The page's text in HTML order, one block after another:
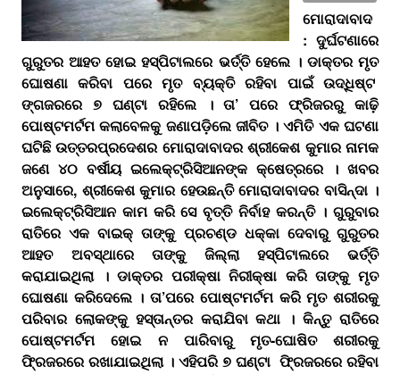
ମୋରାଦାବାଦ
: ଦୁର୍ଘଟଣାରେ
ଗୁରୁତର ଆହତ ହୋଇ ହସ୍ପିଟାଲରେ ଭର୍ତ୍ତି ହେଲେ । ଡାକ୍ତର ମୃତ
ଘୋଷଣା କରିବା ପରେ ମୃତ ବ୍ୟକ୍ତି ରହିବା ପାଇଁ ଉଦ୍ଧିଷ୍ଟ
ଙ୍ଗଜରରେ ୭ ଘଣ୍ଟା ରହିଲେ । ତା’ ପରେ ଫ୍ରିଜରରୁ କାଢ଼ି
ପୋଷ୍ଟମର୍ଟମ କଲାବେଳକୁ ଜଣାପଡ଼ିଲେ ଜୀବିତ । ଏମିତି ଏକ ଘଟଣା
ଘଟିଛି ଉତ୍ତରପ୍ରଦେଶର ମୋରାଦାବାଦର ଶ୍ରୀକେଶ କୁମାର ନାମକ
ଜଣେ ୪୦ ବର୍ଷୀୟ ଇଲେକ୍ଟ୍ରିସିଆନଙ୍କ କ୍ଷେତ୍ରରେ । ଖବର
ଅନୁସାରେ, ଶ୍ରୀକେଶ କୁମାର ହେଉଛନ୍ତି ମୋରାଦାବାଦର ବାସିନ୍ଦା ।
ଇଲେକ୍ଟ୍ରିସିଆନ କାମ କରି ସେ ବୃତ୍ତି ନିର୍ବାହ କରନ୍ତି । ଗୁରୁବାର
ରାତିରେ ଏକ ବାଇକ୍ ତାଙ୍କୁ ପ୍ରଚଣ୍ଡ ଧକ୍କା ଦେବାରୁ ଗୁରୁତର
ଆହତ ଅବସ୍ଥାରେ ତାଙ୍କୁ ଜିଲ୍ଲା ହସ୍ପିଟାଲରେ ଭର୍ତ୍ତି
କରାଯାଇଥିଲା । ଡାକ୍ତର ପରୀକ୍ଷା ନିରୀକ୍ଷା କରି ତାଙ୍କୁ ମୃତ
ଘୋଷଣା କରିଦେଲେ । ତା’ପରେ ପୋଷ୍ଟମର୍ଟମ କରି ମୃତ ଶରୀରକୁ
ପରିବାର ଲୋକଙ୍କୁ ହସ୍ତାନ୍ତର କରାଯିବା କଥା । କିନ୍ତୁ ରାତିରେ
ପୋଷ୍ଟମର୍ଟମ ହୋଇ ନ ପାରିବାରୁ ମୃତ-ଘୋଷିତ ଶରୀରକୁ
ଫି୍ରଜରରେ ରଖାଯାଇଥିଲା । ଏହିପରି ୭ ଘଣ୍ଟା ଫି୍ରଜରରେ ରହିବା